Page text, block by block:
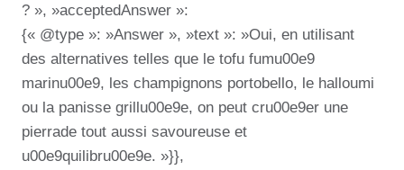
? », »acceptedAnswer »:
{« @type »: »Answer », »text »: »Oui, en utilisant
des alternatives telles que le tofu fumu00e9
marinu00e9, les champignons portobello, le halloumi
ou la panisse grillu00e9e, on peut cru00e9er une
pierrade tout aussi savoureuse et
u00e9quilibru00e9e. »}},